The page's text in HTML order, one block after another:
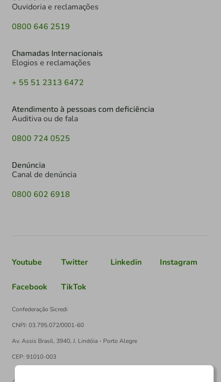
Ouvidoria e reclamações
0800 646 2519
Chamadas Internacionais
Elogios e reclamações
+ 55 51 2313 6472
Atendimento à pessoas com deficiência
Auditiva ou de fala
0800 724 0525
Denúncia
Canal de denúncia
0800 602 6918
Youtube Twitter Linkedin Instagram
Facebook TikTok
Confederação Sicredi
CNPJ: 03.795.072/0001-60
Av. Assis Brasil, 3940, J. Lindóia - Porto Alegre
CEP: 91010-003